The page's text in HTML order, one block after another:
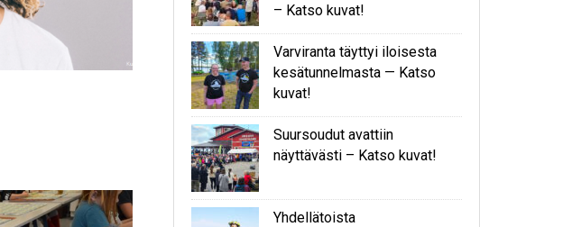
– Katso kuvat!
Varviranta täyttyi iloisesta
kesätunnelmasta — Katso
kuvat!
Suursoudut avattiin
näyttävästi – Katso kuvat!
Yhdellätoista